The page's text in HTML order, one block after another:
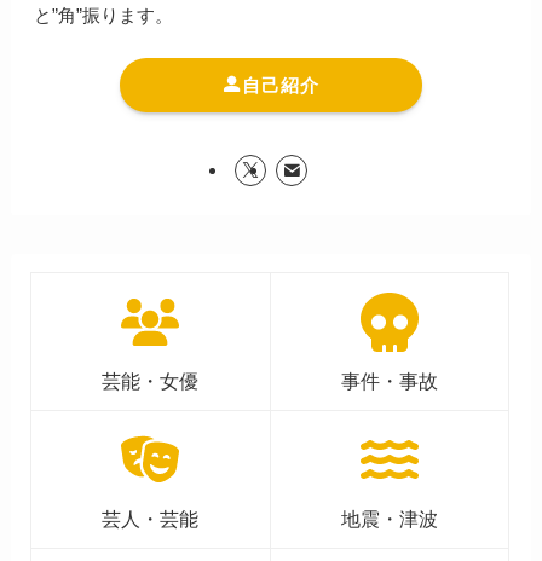
と”角”振ります。
自己紹介
芸能・女優 事件・事故
芸人・芸能 地震・津波